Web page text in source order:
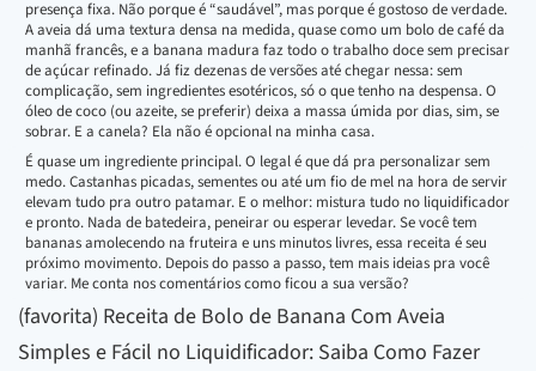
presença fixa. Não porque é “saudável”, mas porque é gostoso de verdade.
A aveia dá uma textura densa na medida, quase como um bolo de café da
manhã francês, e a banana madura faz todo o trabalho doce sem precisar
de açúcar refinado. Já fiz dezenas de versões até chegar nessa: sem
complicação, sem ingredientes esotéricos, só o que tenho na despensa. O
óleo de coco (ou azeite, se preferir) deixa a massa úmida por dias, sim, se
sobrar. E a canela? Ela não é opcional na minha casa.
É quase um ingrediente principal. O legal é que dá pra personalizar sem
medo. Castanhas picadas, sementes ou até um fio de mel na hora de servir
elevam tudo pra outro patamar. E o melhor: mistura tudo no liquidificador
e pronto. Nada de batedeira, peneirar ou esperar levedar. Se você tem
bananas amolecendo na fruteira e uns minutos livres, essa receita é seu
próximo movimento. Depois do passo a passo, tem mais ideias pra você
variar. Me conta nos comentários como ficou a sua versão?
(favorita) Receita de Bolo de Banana Com Aveia
Simples e Fácil no Liquidificador: Saiba Como Fazer